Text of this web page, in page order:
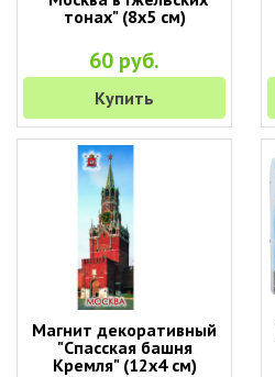
тонах" (8х5 см)
60 руб.
Купить
Магнит декоративный
"Спасская башня
Кремля" (12х4 см)